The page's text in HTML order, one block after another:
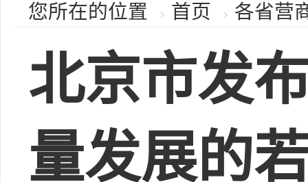
您所在的位置 首页 各省营
北京市发
量发展的